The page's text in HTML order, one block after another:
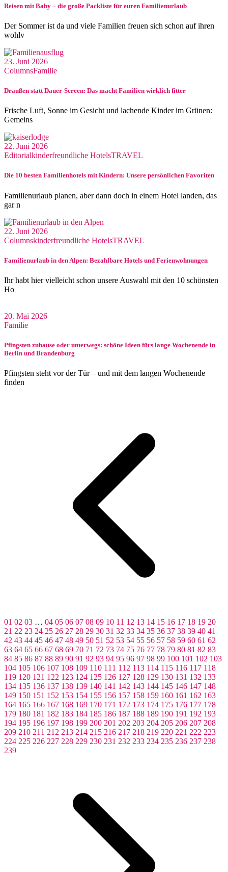
Reisen mit Baby – die große Packliste für euren Familienurlaub
Der Sommer ist da und viele Familien freuen sich schon auf ihren
wohlv
23. Juni 2026
ColumnsFamilie
Draußen statt Dauer-Screen: Das macht Familien wirklich fitter
Frische Luft, Sonne im Gesicht und lachende Kinder im Grünen:
Gemeins
22. Juni 2026
Editorialkinderfreundliche HotelsTRAVEL
Die 10 besten Familienhotels mit Kindern: Unsere persönlichen Favoriten
Familienurlaub planen, aber dann doch in einem Hotel landen, das
gar n
22. Juni 2026
Columnskinderfreundliche HotelsTRAVEL
Familienurlaub in den Alpen: Bezahlbare Hotels und Ferienwohnungen
Ihr habt hier vielleicht schon unsere Auswahl mit den 10 schönsten
Ho
20. Mai 2026
Familie
Pfingsten zuhause oder unterwegs: schöne Ideen fürs lange Wochenende in
Berlin und Brandenburg
Pfingsten steht vor der Tür – und mit dem langen Wochenende
finden
01 02 03 … 04 05 06 07 08 09 10 11 12 13 14 15 16 17 18 19 20
21 22 23 24 25 26 27 28 29 30 31 32 33 34 35 36 37 38 39 40 41
42 43 44 45 46 47 48 49 50 51 52 53 54 55 56 57 58 59 60 61 62
63 64 65 66 67 68 69 70 71 72 73 74 75 76 77 78 79 80 81 82 83
84 85 86 87 88 89 90 91 92 93 94 95 96 97 98 99 100 101 102 103
104 105 106 107 108 109 110 111 112 113 114 115 116 117 118
119 120 121 122 123 124 125 126 127 128 129 130 131 132 133
134 135 136 137 138 139 140 141 142 143 144 145 146 147 148
149 150 151 152 153 154 155 156 157 158 159 160 161 162 163
164 165 166 167 168 169 170 171 172 173 174 175 176 177 178
179 180 181 182 183 184 185 186 187 188 189 190 191 192 193
194 195 196 197 198 199 200 201 202 203 204 205 206 207 208
209 210 211 212 213 214 215 216 217 218 219 220 221 222 223
224 225 226 227 228 229 230 231 232 233 234 235 236 237 238
239